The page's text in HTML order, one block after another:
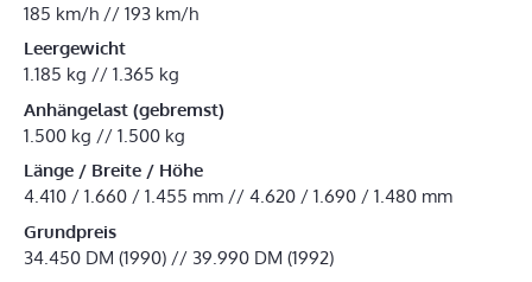
185 km/h // 193 km/h
Leergewicht
1.185 kg // 1.365 kg
Anhängelast (gebremst)
1.500 kg // 1.500 kg
Länge / Breite / Höhe
4.410 / 1.660 / 1.455 mm // 4.620 / 1.690 / 1.480 mm
Grundpreis
34.450 DM (1990) // 39.990 DM (1992)